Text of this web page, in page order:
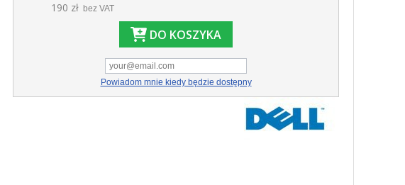
190 zł bez VAT
DO KOSZYKA
Powiadom mnie kiedy będzie dostępny